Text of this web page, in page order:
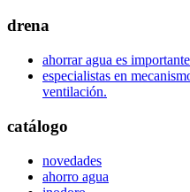
drena
ahorrar agua es importante
especialistas en
ventilación.
catálogo
novedades
ahorro agua